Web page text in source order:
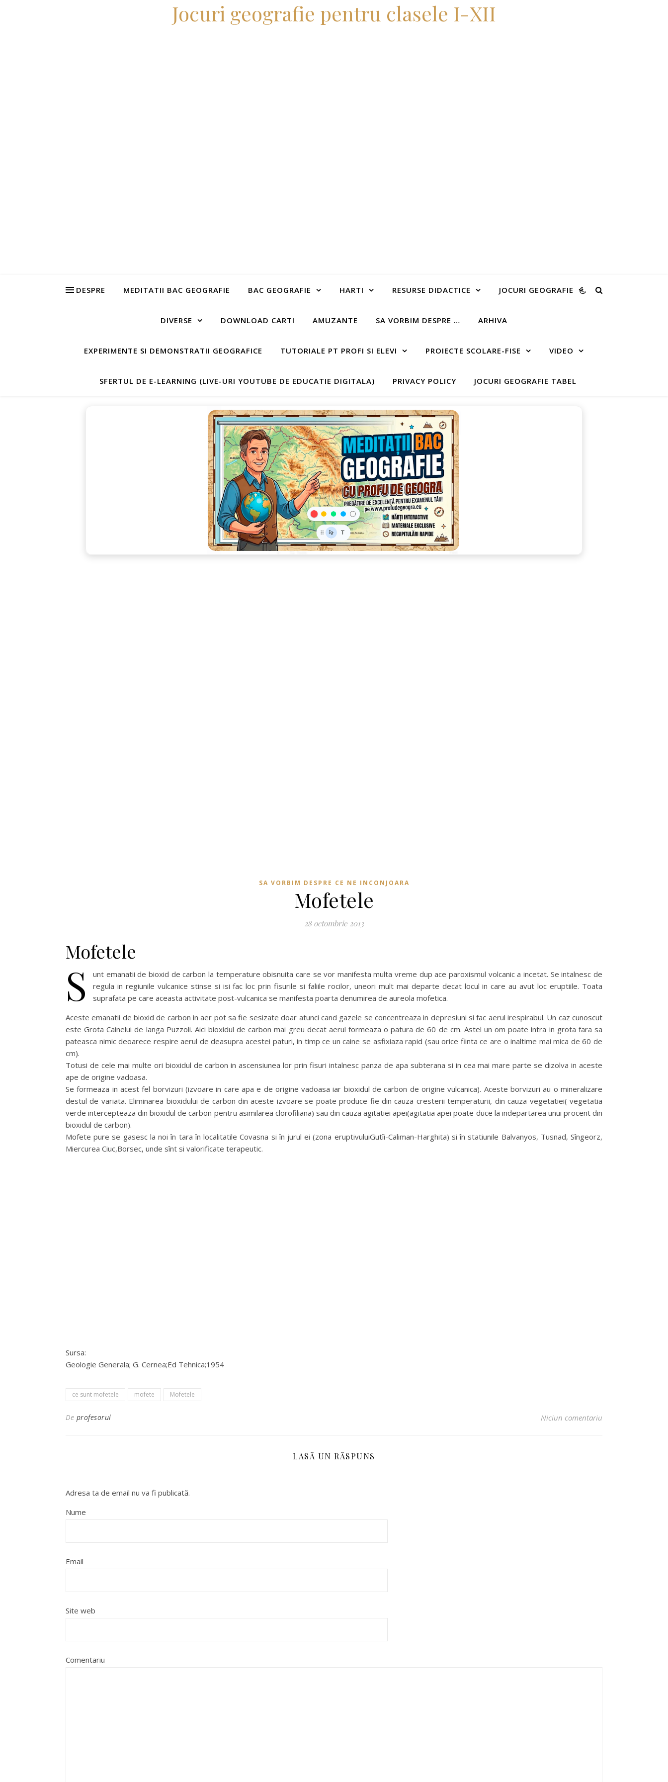
Jocuri geografie pentru clasele I-XII
DESPRE MEDITATII BAC GEOGRAFIE BAC GEOGRAFIE HARTI RESURSE DIDACTICE JOCURI GEOGRAFIE
DIVERSE DOWNLOAD CARTI AMUZANTE SA VORBIM DESPRE … ARHIVA
EXPERIMENTE SI DEMONSTRATII GEOGRAFICE TUTORIALE PT PROFI SI ELEVI PROIECTE SCOLARE-FISE VIDEO
SFERTUL DE E-LEARNING (LIVE-URI YOUTUBE DE EDUCATIE DIGITALA) PRIVACY POLICY JOCURI GEOGRAFIE TABEL
SA VORBIM DESPRE CE NE INCONJOARA
Mofetele
28 octombrie 2013
Mofetele
S
unt emanatii de bioxid de carbon la temperature obisnuita care se vor manifesta multa vreme dup ace paroxismul volcanic a incetat. Se intalnesc de
regula in regiunile vulcanice stinse si isi fac loc prin fisurile si faliile rocilor, uneori mult mai departe decat locul in care au avut loc eruptiile. Toata
suprafata pe care aceasta activitate post-vulcanica se manifesta poarta denumirea de aureola mofetica.
Aceste emanatii de bioxid de carbon in aer pot sa fie sesizate doar atunci cand gazele se concentreaza in depresiuni si fac aerul irespirabul. Un caz cunoscut
este Grota Cainelui de langa Puzzoli. Aici bioxidul de carbon mai greu decat aerul formeaza o patura de 60 de cm. Astel un om poate intra in grota fara sa
pateasca nimic deoarece respire aerul de deasupra acestei paturi, in timp ce un caine se asfixiaza rapid (sau orice fiinta ce are o inaltime mai mica de 60 de
cm).
Totusi de cele mai multe ori bioxidul de carbon in ascensiunea lor prin fisuri intalnesc panza de apa subterana si in cea mai mare parte se dizolva in aceste
ape de origine vadoasa.
Se formeaza in acest fel borvizuri (izvoare in care apa e de origine vadoasa iar bioxidul de carbon de origine vulcanica). Aceste borvizuri au o mineralizare
destul de variata. Eliminarea bioxidului de carbon din aceste izvoare se poate produce fie din cauza cresterii temperaturii, din cauza vegetatiei( vegetatia
verde intercepteaza din bioxidul de carbon pentru asimilarea clorofiliana) sau din cauza agitatiei apei(agitatia apei poate duce la indepartarea unui procent din
bioxidul de carbon).
Mofete pure se gasesc la noi în tara în localitatile Covasna si în jurul ei (zona eruptivuluiGutîi-Caliman-Harghita) si în statiunile Balvanyos, Tusnad, Sîngeorz,
Miercurea Ciuc,Borsec, unde sînt si valorificate terapeutic.
Sursa:
Geologie Generala; G. Cernea;Ed Tehnica;1954
ce sunt mofetele mofete Mofetele
De profesorul Niciun comentariu
LASĂ UN RĂSPUNS
Adresa ta de email nu va fi publicată.
Nume
Email
Site web
Comentariu